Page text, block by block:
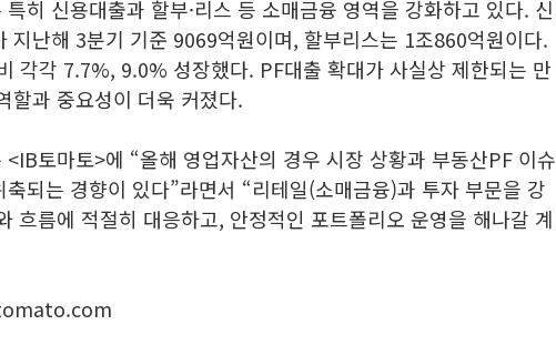
히 신용대출과 할부·리스 등 소매금융 영역을 강화하고 있다. 신
지난해 3분기 기준 9069억원이며, 할부리스는 1조860억원이다.
각각 7.7%, 9.0% 성장했다. PF대출 확대가 사실상 제한되는 만
할과 중요성이 더욱 커졌다.
토마토>에 “올해 영업자산의 경우 시장 상황과 부동산PF 이슈
되는 경향이 있다”라면서 “리테일(소매금융)과 투자 부문을 강
흐름에 적절히 대응하고, 안정적인 포트폴리오 운영을 해나갈 계